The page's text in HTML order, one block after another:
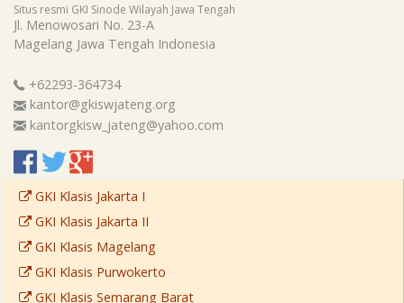
Situs resmi GKI Sinode Wilayah Jawa Tengah
Jl. Menowosari No. 23-A
Magelang Jawa Tengah Indonesia
+62293-364734
kantor@gkiswjateng.org
kantorgkisw_jateng@yahoo.com
GKI Klasis Jakarta I
GKI Klasis Jakarta II
GKI Klasis Magelang
GKI Klasis Purwokerto
GKI Klasis Semarang Barat